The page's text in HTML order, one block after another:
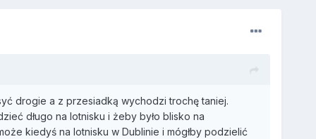
drogie a z przesiadką wychodzi trochę taniej.
długo na lotnisku i żeby było blisko na
kiedyś na lotnisku w Dublinie i mógłby podzielić